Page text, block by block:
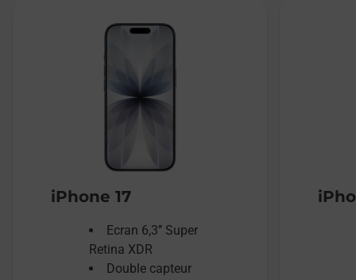
iPhone 17
Ecran 6,3’’ Super
Retina XDR
Double capteur